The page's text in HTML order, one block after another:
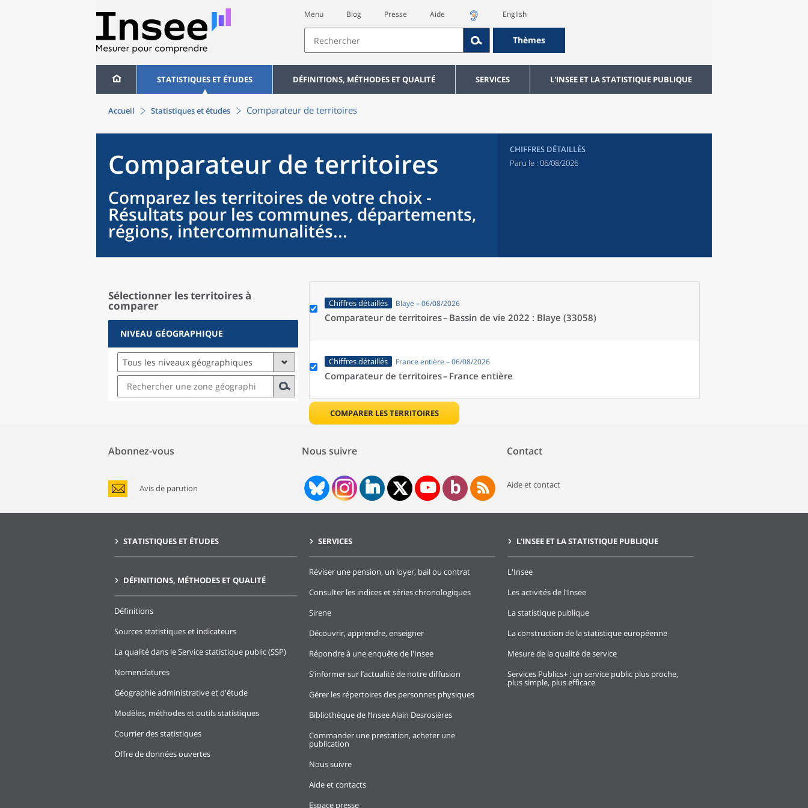
Menu Blog Presse Aide English
Thèmes
STATISTIQUES ET ÉTUDES DÉFINITIONS, MÉTHODES ET QUALITÉ SERVICES L'INSEE ET LA STATISTIQUE PUBLIQUE
Accueil Statistiques et études Comparateur de territoires
Comparateur de territoires
Comparez les territoires de votre choix -
Résultats pour les communes, départements,
régions, intercommunalités...
CHIFFRES DÉTAILLÉS
Paru le : 06/08/2026
Sélectionner les territoires à
comparer
NIVEAU GÉOGRAPHIQUE
Tous les niveaux géographiques
Chiffres détaillés Blaye – 06/08/2026
Comparateur de territoires – Bassin de vie 2022 : Blaye (33058)
Chiffres détaillés France entière – 06/08/2026
Comparateur de territoires – France entière
COMPARER LES TERRITOIRES
Abonnez-vous
Avis de parution
Nous suivre Contact
Aide et contact
STATISTIQUES ET ÉTUDES
DÉFINITIONS, MÉTHODES ET QUALITÉ
Définitions
Sources statistiques et indicateurs
La qualité dans le Service statistique public (SSP)
Nomenclatures
Géographie administrative et d'étude
Modèles, méthodes et outils statistiques
Courrier des statistiques
Offre de données ouvertes
SERVICES
Réviser une pension, un loyer, bail ou contrat
Consulter les indices et séries chronologiques
Sirene
Découvrir, apprendre, enseigner
Répondre à une enquête de l'Insee
S’informer sur l’actualité de notre diffusion
Gérer les répertoires des personnes physiques
Bibliothèque de l’Insee Alain Desrosières
Commander une prestation, acheter une
publication
Nous suivre
Aide et contacts
Espace presse
L'INSEE ET LA STATISTIQUE PUBLIQUE
L'Insee
Les activités de l'Insee
La statistique publique
La construction de la statistique européenne
Mesure de la qualité de service
Services Publics+ : un service public plus proche,
plus simple, plus efficace